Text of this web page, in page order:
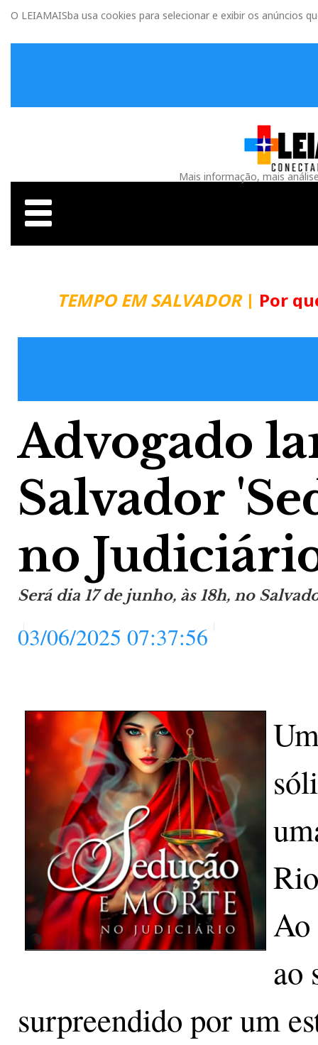
O LEIAMAISba usa cookies para selecionar e exibir os anúncios
Mais informação, mais
TEMPO EM SALVADOR|Por que
Advogado
Salvador
no
Será dia 17 de junho, às 18h, no
03/06/2025 07:37:56
Ao
ao
surpreendido por um